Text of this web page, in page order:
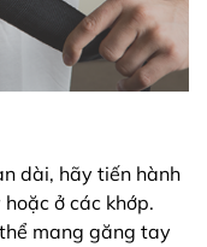
dài, hãy tiến hành
ở các khớp.
mang găng tay